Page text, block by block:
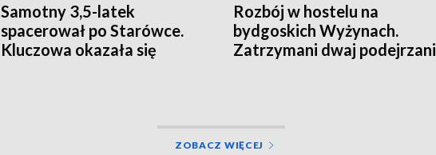
Samotny 3,5-latek
spacerował po Starówce.
Kluczowa okazała się
Rozbój w hostelu na
bydgoskich Wyżynach.
Zatrzymani dwaj podejrzani
ZOBACZ WIĘCEJ